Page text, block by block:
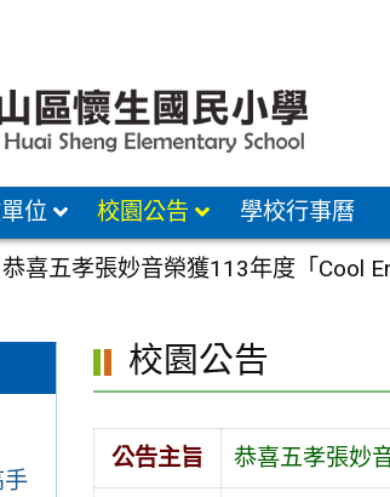
位 校園公告 學校行事曆
恭喜五孝張妙音榮獲113年度「Cool
手
校園公告
公告主旨 恭喜五孝張妙